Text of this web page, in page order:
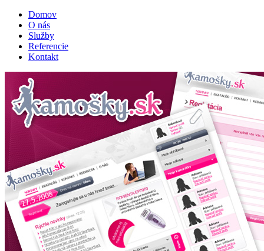
Domov
O nás
Služby
Referencie
Kontakt